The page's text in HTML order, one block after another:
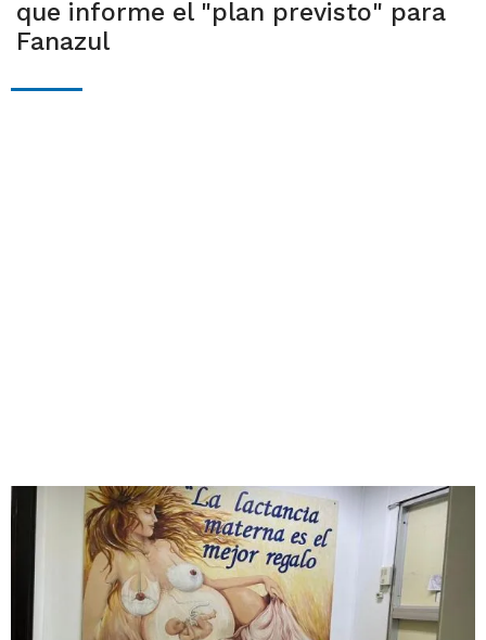
que informe el "plan previsto" para
Fanazul